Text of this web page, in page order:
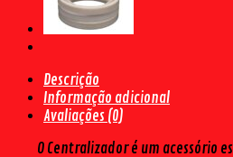
Descrição
Informação adicional
Avaliações (0)
O Centralizador é um acessório